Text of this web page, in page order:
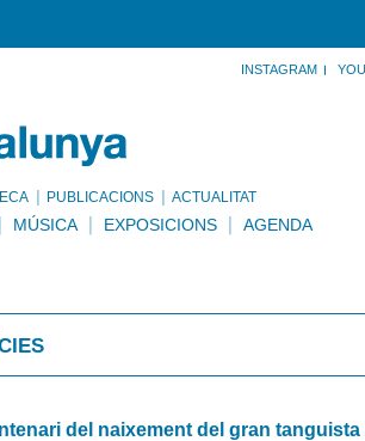
INSTAGRAM
PUBLICACIONS ACTUALITAT
MÚSICA EXPOSICIONS AGENDA
del naixement del gran